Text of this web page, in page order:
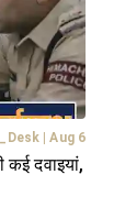
Aug 6
कई दवाइयां,